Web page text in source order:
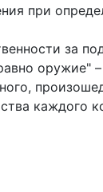
при
за
оружие"
каждого